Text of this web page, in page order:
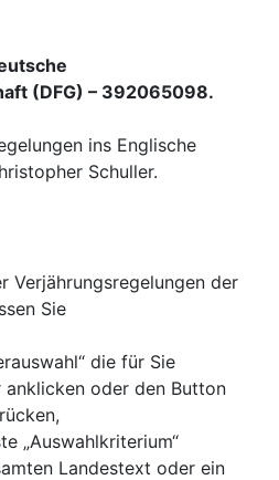
(DFG) – 392065098.
ins Englische
Schuller.
Verjährungsregelungen der
Sie
die für Sie
anklicken oder den Button
„Auswahlkriterium“
Landestext oder ein